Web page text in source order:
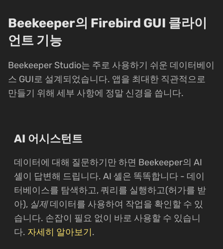
Beekeeper의 Firebird GUI 클라이
언트 기능
Beekeeper Studio는 주로 사용하기 쉬운 데이터베이
스 GUI로 설계되었습니다. 앱을 최대한 직관적으로
만들기 위해 세부 사항에 정말 신경을 씁니다.
AI 어시스턴트
데이터에 대해 질문하기만 하면 Beekeeper의 AI
셸이 답변해 드립니다. AI 셸은 똑똑합니다 - 데이
터베이스를 탐색하고, 쿼리를 실행하고(허가를 받
아), 실제데이터를 사용하여 작업을 확인할 수 있
습니다. 손잡이 필요 없이 바로 사용할 수 있습니
다. 자세히 알아보기.